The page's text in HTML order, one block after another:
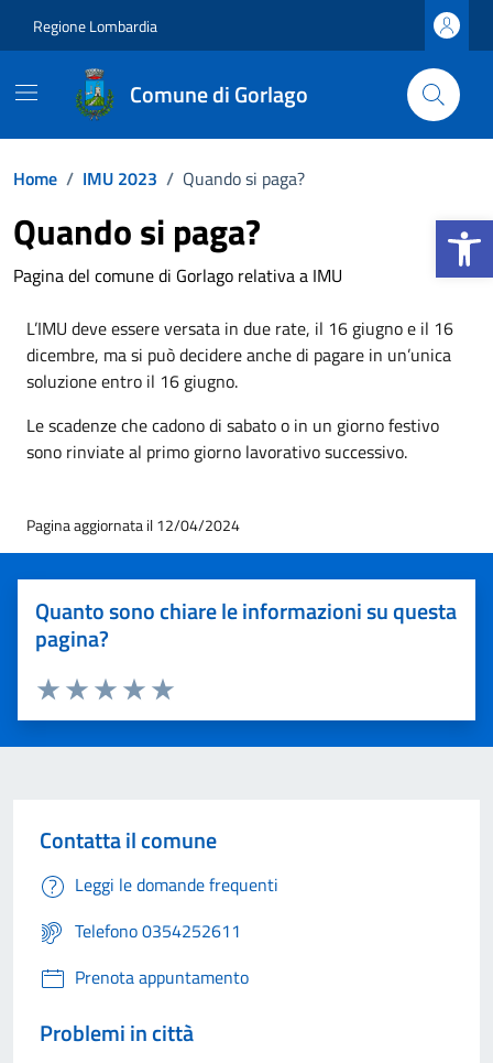
Apri la
Regione Lombardia
Comune di Gorlago
Home / IMU 2023 / Quando si paga?
Quando si paga?
Pagina del comune di Gorlago relativa a IMU
L’IMU deve essere versata in due rate, il 16 giugno e il 16
dicembre, ma si può decidere anche di pagare in un’unica
soluzione entro il 16 giugno.
Le scadenze che cadono di sabato o in un giorno festivo
sono rinviate al primo giorno lavorativo successivo.
Pagina aggiornata il 12/04/2024
Quanto sono chiare le informazioni su questa
pagina?
Valuta 5 stelle su 5
Valuta 4 stelle su 5
Valuta 3 stelle su 5
Valuta 2 stelle su 5
Valuta 1 stelle su 5
Contatta il comune
Leggi le domande frequenti
Telefono 0354252611
Prenota appuntamento
Problemi in città